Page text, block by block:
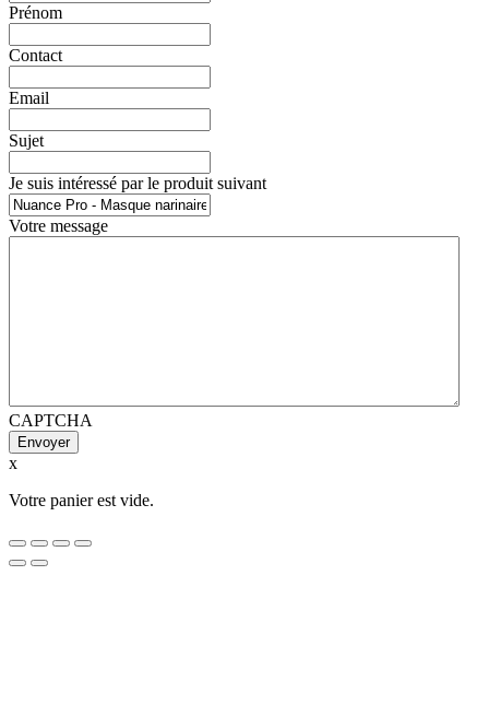
Prénom
Contact
Email
Sujet
Je suis intéressé par le produit suivant
Votre message
CAPTCHA
x
Votre panier est vide.